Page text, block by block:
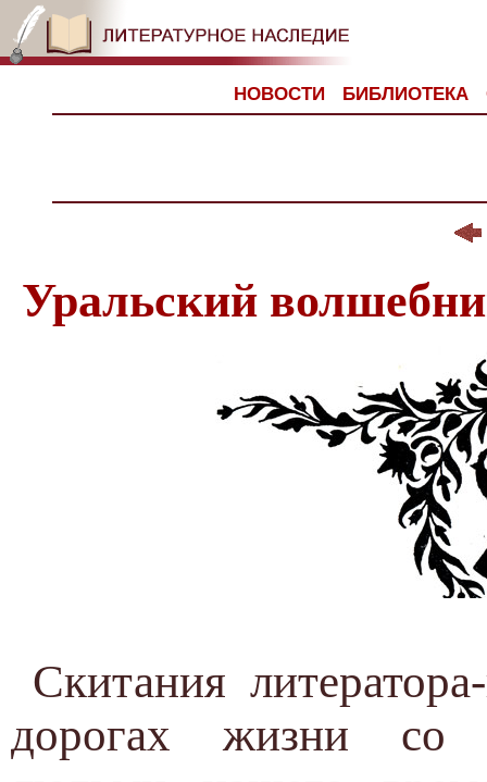
НОВОСТИ БИБЛИОТЕКА
Уральский
Скитания
дорогах жизни со